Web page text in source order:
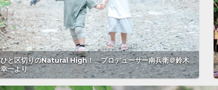
ひと区切りのNatural High！、プロデューサー南兵衛＠鈴木
幸一より